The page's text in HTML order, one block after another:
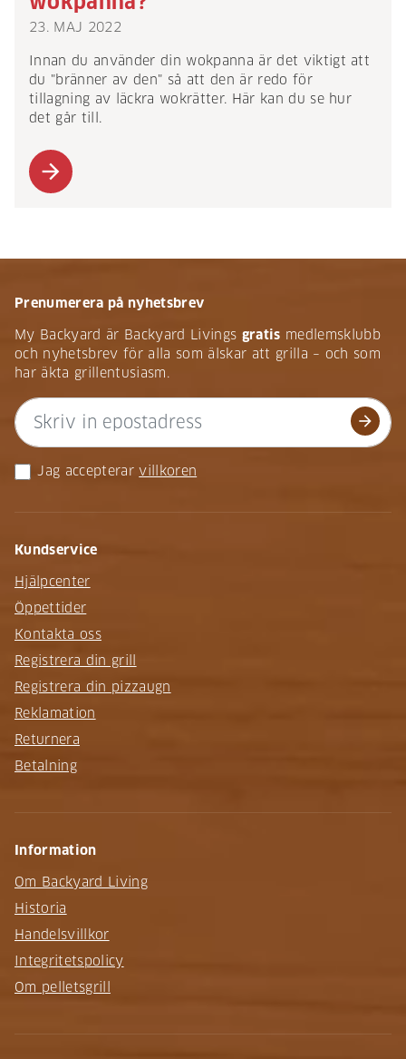
23. MAJ 2022
Innan du använder din wokpanna är det viktigt att
du "bränner av den" så att den är redo för
tillagning av läckra wokrätter. Här kan du se hur
det går till.
arrow_forward
Prenumerera på nyhetsbrev
My Backyard är Backyard Livings gratis medlemsklubb
och nyhetsbrev för alla som älskar att grilla – och som
har äkta grillentusiasm.
arrow_forward
Jag accepterar villkoren
Kundservice
Hjälpcenter
Öppettider
Kontakta oss
Registrera din grill
Registrera din pizzaugn
Reklamation
Returnera
Betalning
Information
Om Backyard Living
Historia
Handelsvillkor
Integritetspolicy
Om pelletsgrill